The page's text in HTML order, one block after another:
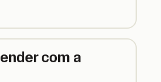
com a